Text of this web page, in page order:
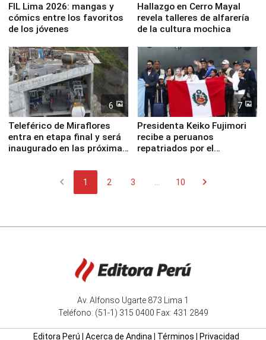
FIL Lima 2026: mangas y
cómics entre los favoritos
de los jóvenes
Hallazgo en Cerro Mayal
revela talleres de alfarería
de la cultura mochica
6
Teleférico de Miraflores
entra en etapa final y será
inaugurado en las próximas
7
Presidenta Keiko Fujimori
recibe a peruanos
repatriados por el
chevron_left 1 2 3 10 chevron_right
Av. Alfonso Ugarte 873 Lima 1
Teléfono: (51-1) 315 0400 Fax: 431 2849
Editora Perú Acerca de Andina| Términos Privacidad